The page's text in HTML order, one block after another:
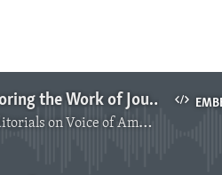
Honoring the Work of Journalists
on Voice of America
currently available